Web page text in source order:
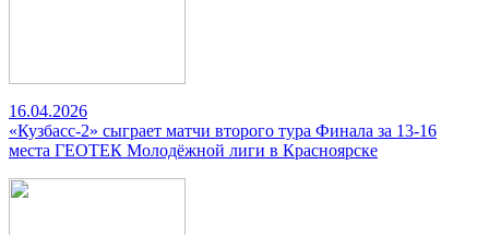
16.04.2026
«Кузбасс-2» сыграет матчи второго тура Финала за 13-16
места ГЕОТЕК Молодёжной лиги в Красноярске